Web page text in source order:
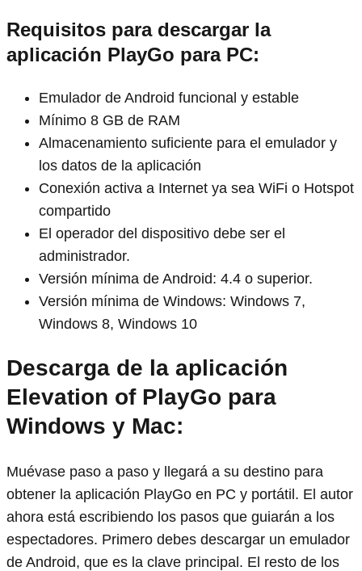
Requisitos para descargar la
aplicación PlayGo para PC:
Emulador de Android funcional y estable
Mínimo 8 GB de RAM
Almacenamiento suficiente para el emulador y
los datos de la aplicación
Conexión activa a Internet ya sea WiFi o Hotspot
compartido
El operador del dispositivo debe ser el
administrador.
Versión mínima de Android: 4.4 o superior.
Versión mínima de Windows: Windows 7,
Windows 8, Windows 10
Descarga de la aplicación
Elevation of PlayGo para
Windows y Mac:
Muévase paso a paso y llegará a su destino para
obtener la aplicación PlayGo en PC y portátil. El autor
ahora está escribiendo los pasos que guiarán a los
espectadores. Primero debes descargar un emulador
de Android, que es la clave principal. El resto de los